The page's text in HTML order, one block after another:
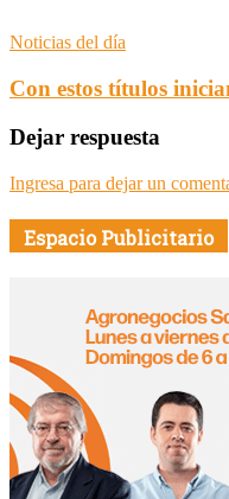
Noticias del día
Con estos títulos
Dejar respuesta
Ingresa para dejar un
Espacio Publicitario